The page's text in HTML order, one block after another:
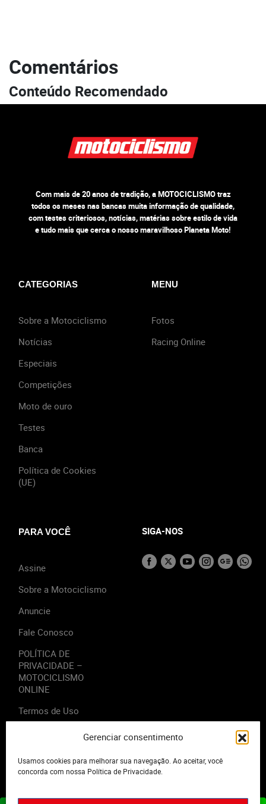
Gerenciar consentimento
Usamos cookies para melhorar sua navegação. Ao aceitar, você
concorda com nossa Política de Privacidade.
Comentários
Conteúdo Recomendado
Com mais de 20 anos de tradição, a MOTOCICLISMO traz
todos os meses nas bancas muita informação de qualidade,
com testes criteriosos, notícias, matérias sobre estilo de vida
e tudo mais que cerca o nosso maravilhoso Planeta Moto!
CATEGORIAS
Sobre a Motociclismo
Notícias
Especiais
Competições
Moto de ouro
Testes
Banca
Política de Cookies
(UE)
MENU
Fotos
Racing Online
PARA VOCÊ
Assine
Sobre a Motociclismo
Anuncie
Fale Conosco
POLÍTICA DE
PRIVACIDADE –
MOTOCICLISMO
ONLINE
Termos de Uso
SIGA-NOS
2023 - Editora Motor Midia. Todos os direitos reservados.